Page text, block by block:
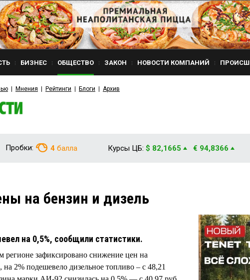
БИЗНЕС ОБЩЕСТВО ЗАКОН НОВОСТИ КОМПАНИЙ
Мнения Рейтинги Блоги Архив
Пробки: 4 балла Курсы ЦБ: $ 82,1665 € 94,8366
на бензин и дизель
на 0,5%, сообщили статистики.
зафиксировано снижение цен на
2% подешевело дизельное топливо – с 48,21